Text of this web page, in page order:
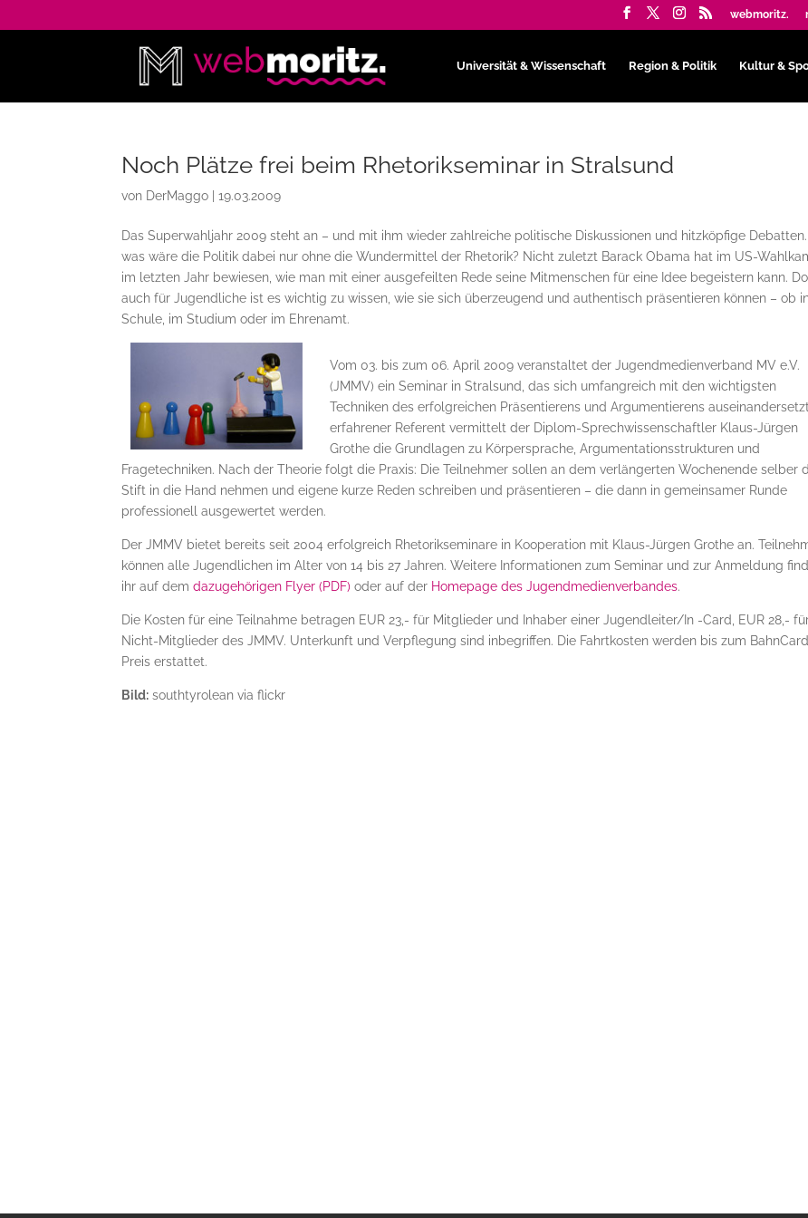
webmoritz.
Universität & Wissenschaft Region & Politik Kultur &
Noch Plätze frei beim Rhetorikseminar in Stralsund
von DerMaggo |19.03.2009
Das Superwahljahr 2009 steht an – und mit ihm wieder zahlreiche politische Diskussionen und hitzköpfige
was wäre die Politik dabei nur ohne die Wundermittel der Rhetorik? Nicht zuletzt Barack Obama hat im US-
im letzten Jahr bewiesen, wie man mit einer ausgefeilten Rede seine Mitmenschen für eine Idee begeistern kann.
auch für Jugendliche ist es wichtig zu wissen, wie sie sich überzeugend und authentisch präsentieren können – ob
Schule, im Studium oder im Ehrenamt.
Vom 03. bis zum 06. April 2009 veranstaltet der Jugendmedienverband MV e.V.
(JMMV) ein Seminar in Stralsund, das sich umfangreich mit den wichtigsten
Techniken des erfolgreichen Präsentierens und Argumentierens
erfahrener Referent vermittelt der Diplom-Sprechwissenschaftler Klaus-Jürgen
Grothe die Grundlagen zu Körpersprache, Argumentationsstrukturen und
Fragetechniken. Nach der Theorie folgt die Praxis: Die Teilnehmer sollen an dem verlängerten Wochenende selber
Stift in die Hand nehmen und eigene kurze Reden schreiben und präsentieren – die dann in gemeinsamer Runde
professionell ausgewertet werden.
Der JMMV bietet bereits seit 2004 erfolgreich Rhetorikseminare in Kooperation mit Klaus-Jürgen Grothe an.
können alle Jugendlichen im Alter von 14 bis 27 Jahren. Weitere Informationen zum Seminar und zur Anmeldung
ihr auf demdazugehörigen Flyer (PDF) oder auf der Homepage des Jugendmedienverbandes.
Die Kosten für eine Teilnahme betragen EUR 23,- für Mitglieder und Inhaber einer Jugendleiter/In -Card, EUR 28,-
Nicht-Mitglieder des JMMV. Unterkunft und Verpflegung sind inbegriffen. Die Fahrtkosten werden bis zum
Preis erstattet.
Bild: southtyrolean via flickr